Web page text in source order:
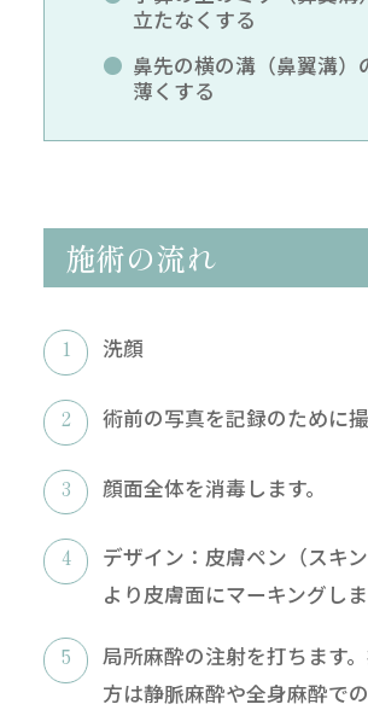
立たなくする
鼻先の横の溝（鼻翼溝）
薄くする
施術の流れ
洗顔
術前の写真を記録のために撮
顔面全体を消毒します。
デザイン：皮膚ペン（スキ
より皮膚面にマーキングしま
局所麻酔の注射を打ちます
方は静脈麻酔や全身麻酔で